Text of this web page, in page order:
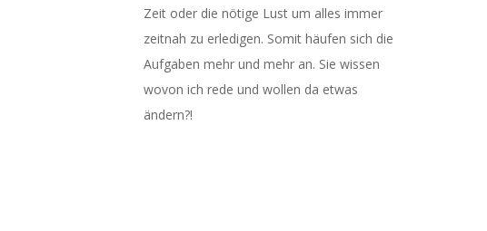
Zeit oder die nötige Lust um alles immer
zeitnah zu erledigen. Somit häufen sich die
Aufgaben mehr und mehr an. Sie wissen
wovon ich rede und wollen da etwas
ändern?!